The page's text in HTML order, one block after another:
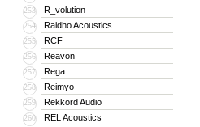
253 R_volution
254 Raidho Acoustics
255 RCF
256 Reavon
257 Rega
258 Reimyo
259 Rekkord Audio
260 REL Acoustics